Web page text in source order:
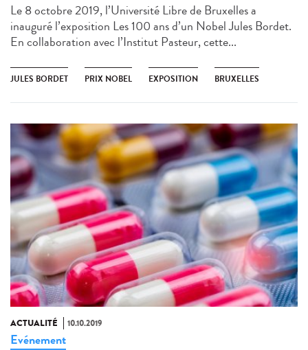
Le 8 octobre 2019, l’Université Libre de Bruxelles a
inauguré l’exposition Les 100 ans d’un Nobel Jules Bordet.
En collaboration avec l’Institut Pasteur, cette...
JULES BORDET PRIX NOBEL EXPOSITION BRUXELLES
ACTUALITÉ 10.10.2019
Evénement